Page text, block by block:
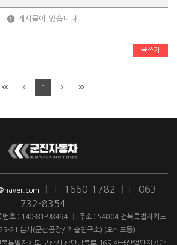
게시물이 없습니다.
글쓰기
1
T. 1660-1782
F. 063-
732-8354
번호 : 140-81-98494
주소 : 54004 전북특별자치도
21 본사(군산공장/ 기술연구소) (오식도동)
특별자치도 군산시 산단남북로 169 한국산업단지공단